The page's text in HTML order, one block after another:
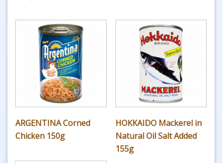
ARGENTINA Corned
Chicken 150g
HOKKAIDO Mackerel in
Natural Oil Salt Added
155g